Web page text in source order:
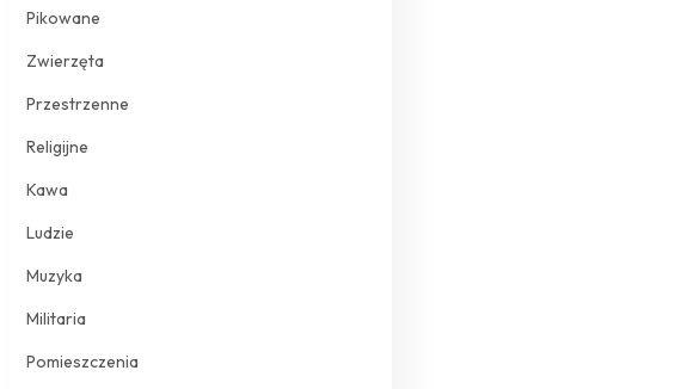
Pikowane
Zwierzęta
Przestrzenne
Religijne
Kawa
Ludzie
Muzyka
Militaria
Pomieszczenia